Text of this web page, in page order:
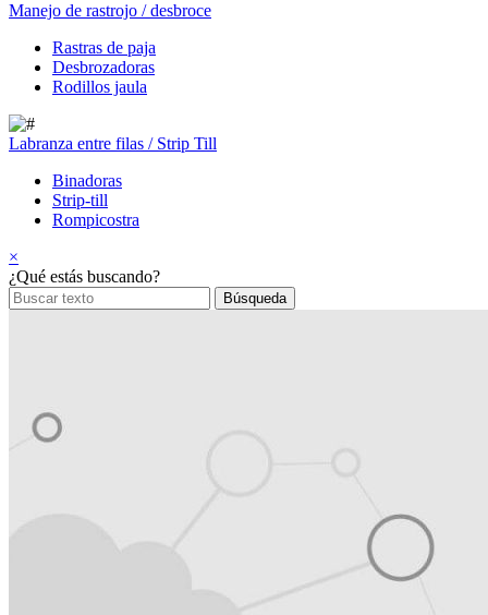
Manejo de rastrojo / desbroce
Rastras de paja
Desbrozadoras
Rodillos jaula
Labranza entre filas / Strip Till
Binadoras
Strip-till
Rompicostra
×
¿Qué estás buscando?